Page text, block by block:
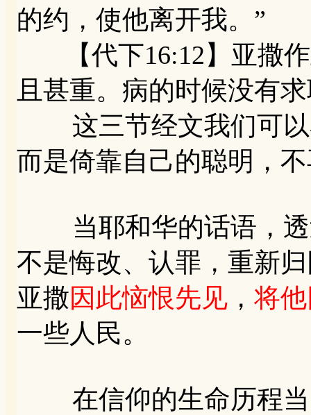
的约，使他离开我。”
【代下16:12】亚撒作
且甚重。病的时候没有
这三节经文我们可以
而是倚靠自己的聪明，
当耶和华的话语，透
不是悔改、认罪，重新
亚撒因此恼恨先见 ， 将
一些人民。
在信仰的生命历程当